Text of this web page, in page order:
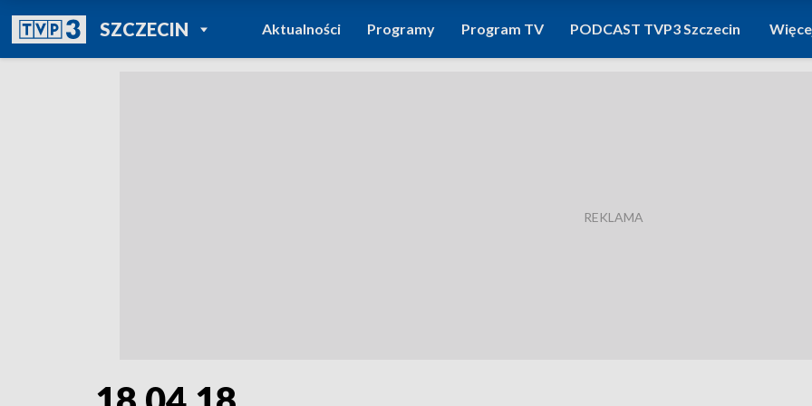
SZCZECINPOWRÓT DO
TVP REGIONY
Aktualności Programy Program TV PODCAST TVP3 Szczecin